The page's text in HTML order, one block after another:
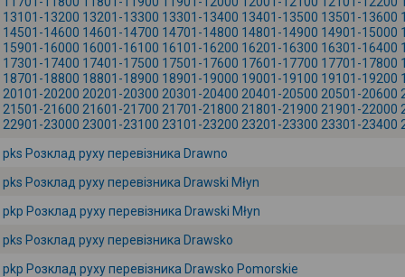
13101-13200 13201-13300 13301-13400 13401-13500 13501-13600
14501-14600 14601-14700 14701-14800 14801-14900 14901-15000
15901-16000 16001-16100 16101-16200 16201-16300 16301-16400
17301-17400 17401-17500 17501-17600 17601-17700 17701-17800
18701-18800 18801-18900 18901-19000 19001-19100 19101-19200
20101-20200 20201-20300 20301-20400 20401-20500 20501-20600
21501-21600 21601-21700 21701-21800 21801-21900 21901-22000
22901-23000 23001-23100 23101-23200 23201-23300 23301-23400
pks Розклад руху перевізника Drawno
pks Розклад руху перевізника Drawski Młyn
pkp Розклад руху перевізника Drawski Młyn
pks Розклад руху перевізника Drawsko
pkp Розклад руху перевізника Drawsko Pomorskie